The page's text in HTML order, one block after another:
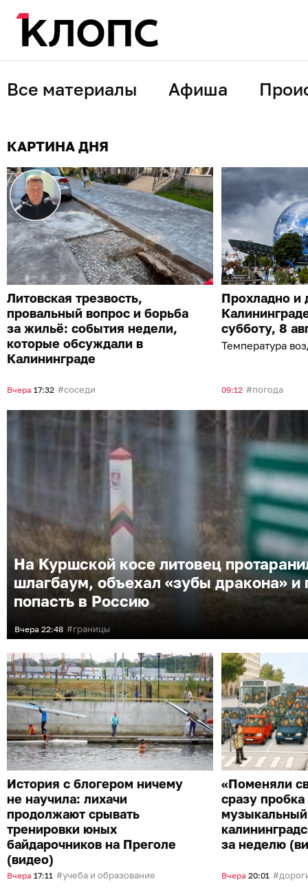
Все материалы Афиша
КАРТИНА ДНЯ
Литовская трезвость,
провальный вопрос и борьба
за жильё: события недели,
которые обсуждали в
Калининграде
Вчера 17:32 соседи
Прохладно и
субботу, 8
Температура
09:12 погода
На Куршской косе литовец
шлагбаум, объехал «зубы дракона» и
попасть в Россию
Вчера 22:48 границы
История с блогером ничему
не научила: лихачи
продолжают срывать
тренировки юных
байдарочников на Преголе
(видео)
Вчера 17:11 учеба и образование
«Поменяли
сразу пробка
за неделю
Вчера 20:01